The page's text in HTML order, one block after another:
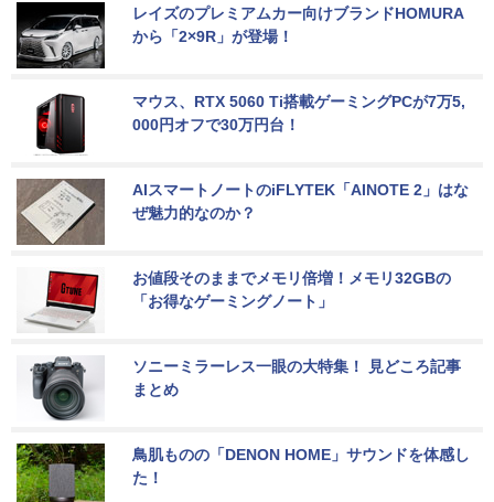
レイズのプレミアムカー向けブランドHOMURA
から「2×9R」が登場！
マウス、RTX 5060 Ti搭載ゲーミングPCが7万5,
000円オフで30万円台！
AIスマートノートのiFLYTEK「AINOTE 2」はな
ぜ魅力的なのか？
お値段そのままでメモリ倍増！メモリ32GBの
「お得なゲーミングノート」
ソニーミラーレス一眼の大特集！ 見どころ記事
まとめ
鳥肌ものの「DENON HOME」サウンドを体感し
た！